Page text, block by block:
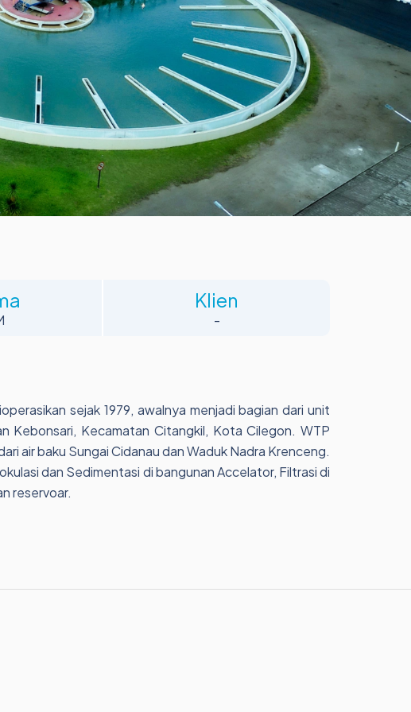
Klien
-
sejak 1979, awalnya menjadi bagian dari unit
Kebonsari, Kecamatan Citangkil, Kota Cilegon. WTP
air baku Sungai Cidanau dan Waduk Nadra Krenceng.
dan Sedimentasi di bangunan Accelator, Filtrasi di
reservoar.